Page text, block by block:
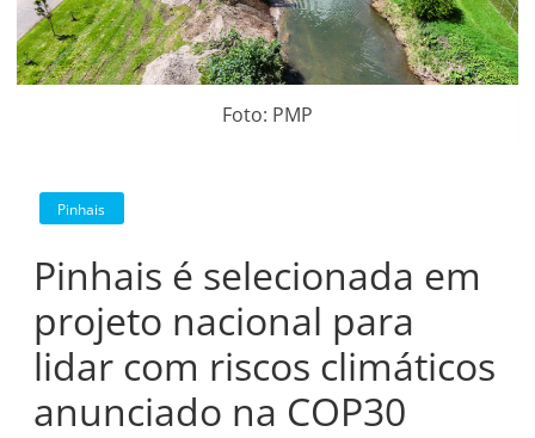
Foto: PMP
Pinhais
Pinhais é selecionada em
projeto nacional para
lidar com riscos climáticos
anunciado na COP30